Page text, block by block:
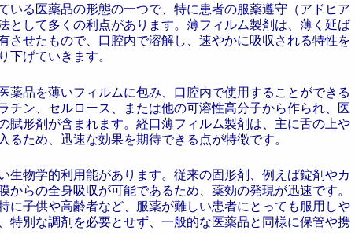
いる医薬品の形態の一つで、特に患者の服薬遵守（アドヒア
として多くの利点があります。薄フィルム製剤は、薄く延ば
させたもので、口腔内で溶解し、速やかに吸収される特性を
げていきます。
薬品を薄いフィルムに包み、口腔内で使用することができる
チン、セルロース、または他の可溶性高分子から作られ、医
賦形剤が含まれます。経口薄フィルム製剤は、主に舌の上や
ため、迅速な効果を期待できる点が特徴です。
生物学的利用能があります。従来の固形剤、例えば錠剤やカ
らの全身吸収が可能であるため、薬効の発現が迅速です。
に子供や高齢者など、服薬が難しい患者にとっても服用しや
特別な調剤を必要とせず、一般的な医薬品と同様に保管や携